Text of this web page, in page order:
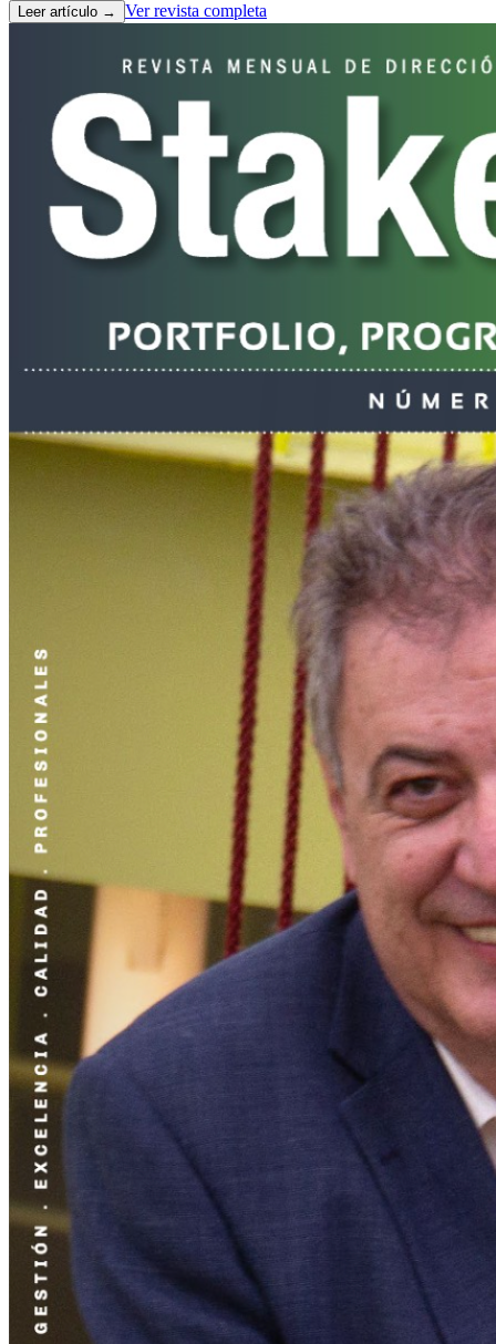
Leer artículo → Ver revista completa